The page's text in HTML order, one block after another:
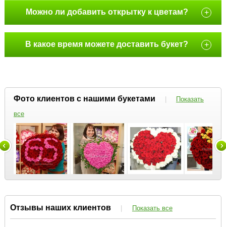
Можно ли добавить открытку к цветам? +
В какое время можете доставить букет? +
Фото клиентов с нашими букетами |
Показать
все
Отзывы наших клиентов | Показать все